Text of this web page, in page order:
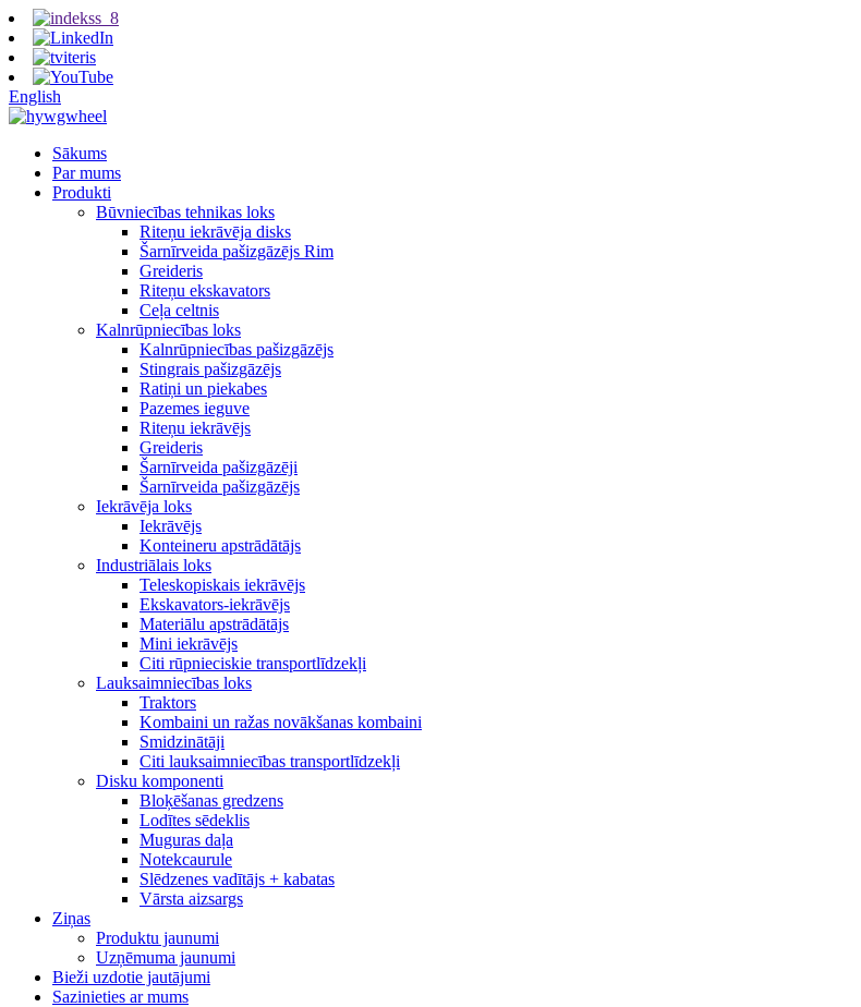
English
Sākums
Par mums
Produkti
Būvniecības tehnikas loks
Riteņu iekrāvēja disks
Šarnīrveida pašizgāzējs Rim
Greideris
Riteņu ekskavators
Ceļa celtnis
Kalnrūpniecības loks
Kalnrūpniecības pašizgāzējs
Stingrais pašizgāzējs
Ratiņi un piekabes
Pazemes ieguve
Riteņu iekrāvējs
Greideris
Šarnīrveida pašizgāzēji
Šarnīrveida pašizgāzējs
Iekrāvēja loks
Iekrāvējs
Konteineru apstrādātājs
Industriālais loks
Teleskopiskais iekrāvējs
Ekskavators-iekrāvējs
Materiālu apstrādātājs
Mini iekrāvējs
Citi rūpnieciskie transportlīdzekļi
Lauksaimniecības loks
Traktors
Kombaini un ražas novākšanas kombaini
Smidzinātāji
Citi lauksaimniecības transportlīdzekļi
Disku komponenti
Bloķēšanas gredzens
Lodītes sēdeklis
Muguras daļa
Notekcaurule
Slēdzenes vadītājs + kabatas
Vārsta aizsargs
Ziņas
Produktu jaunumi
Uzņēmuma jaunumi
Bieži uzdotie jautājumi
Sazinieties ar mums